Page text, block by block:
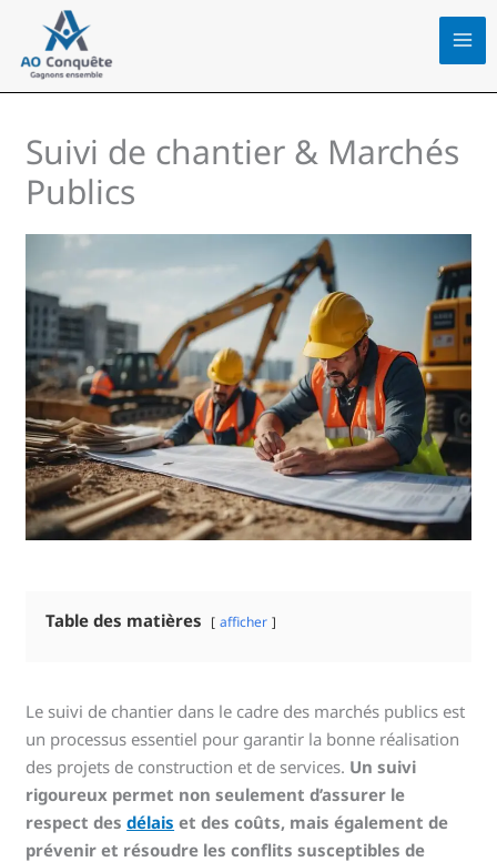
contenu
Suivi de chantier & Marchés
Publics
Table des matières afficher
Le suivi de chantier dans le cadre des marchés publics est
un processus essentiel pour garantir la bonne réalisation
des projets de construction et de services. Un suivi
rigoureux permet non seulement d’assurer le
respect desdélais et des coûts, mais également de
prévenir et résoudre les conflits susceptibles de